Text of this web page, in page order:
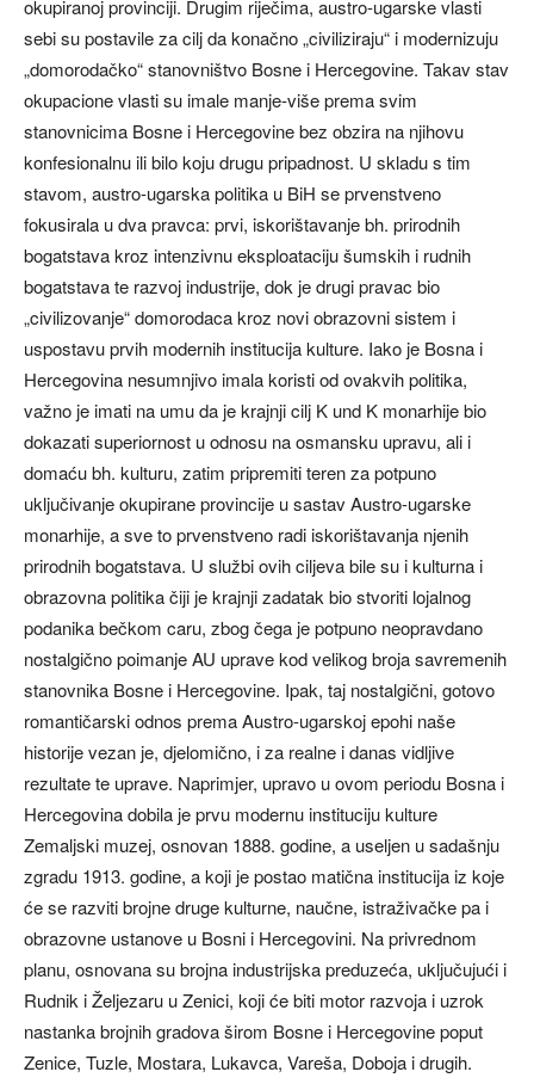
okupiranoj provinciji. Drugim riječima, austro-ugarske vlasti
sebi su postavile za cilj da konačno „civiliziraju“ i modernizuju
„domorodačko“ stanovništvo Bosne i Hercegovine. Takav stav
okupacione vlasti su imale manje-više prema svim
stanovnicima Bosne i Hercegovine bez obzira na njihovu
konfesionalnu ili bilo koju drugu pripadnost. U skladu s tim
stavom, austro-ugarska politika u BiH se prvenstveno
fokusirala u dva pravca: prvi, iskorištavanje bh. prirodnih
bogatstava kroz intenzivnu eksploataciju šumskih i rudnih
bogatstava te razvoj industrije, dok je drugi pravac bio
„civilizovanje“ domorodaca kroz novi obrazovni sistem i
uspostavu prvih modernih institucija kulture. Iako je Bosna i
Hercegovina nesumnjivo imala koristi od ovakvih politika,
važno je imati na umu da je krajnji cilj K und K monarhije bio
dokazati superiornost u odnosu na osmansku upravu, ali i
domaću bh. kulturu, zatim pripremiti teren za potpuno
uključivanje okupirane provincije u sastav Austro-ugarske
monarhije, a sve to prvenstveno radi iskorištavanja njenih
prirodnih bogatstava. U službi ovih ciljeva bile su i kulturna i
obrazovna politika čiji je krajnji zadatak bio stvoriti lojalnog
podanika bečkom caru, zbog čega je potpuno neopravdano
nostalgično poimanje AU uprave kod velikog broja savremenih
stanovnika Bosne i Hercegovine. Ipak, taj nostalgični, gotovo
romantičarski odnos prema Austro-ugarskoj epohi naše
historije vezan je, djelomično, i za realne i danas vidljive
rezultate te uprave. Naprimjer, upravo u ovom periodu Bosna i
Hercegovina dobila je prvu modernu instituciju kulture
Zemaljski muzej, osnovan 1888. godine, a useljen u sadašnju
zgradu 1913. godine, a koji je postao matična institucija iz koje
će se razviti brojne druge kulturne, naučne, istraživačke pa i
obrazovne ustanove u Bosni i Hercegovini. Na privrednom
planu, osnovana su brojna industrijska preduzeća, uključujući i
Rudnik i Željezaru u Zenici, koji će biti motor razvoja i uzrok
nastanka brojnih gradova širom Bosne i Hercegovine poput
Zenice, Tuzle, Mostara, Lukavca, Vareša, Doboja i drugih.